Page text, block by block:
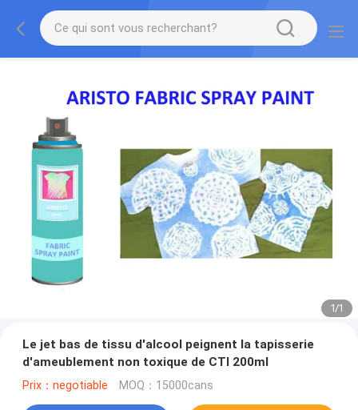
1/1
Le jet bas de tissu d'alcool peignent la tapisserie
d'ameublement non toxique de CTI 200ml
Prix：negotiable MOQ：15000cans